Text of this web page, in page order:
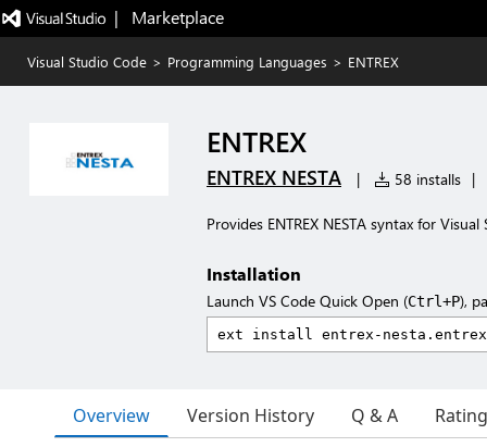
|   Marketplace
Visual Studio Code > Programming Languages > ENTREX
ENTREX
ENTREX NESTA | 58 installs |
Provides ENTREX NESTA syntax for
Installation
Launch VS Code Quick Open (Ctrl+P),
Overview Version History Q & A